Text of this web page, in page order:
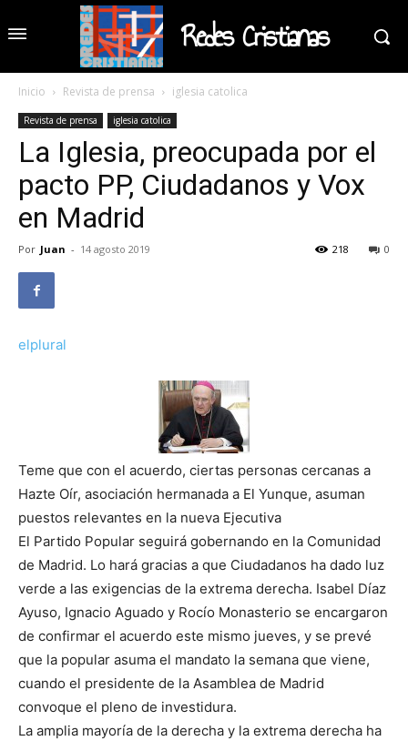
Redes Cristianas
Inicio Revista de prensa iglesia catolica
Revista de prensa iglesia catolica
La Iglesia, preocupada por el
pacto PP, Ciudadanos y Vox
en Madrid
Por Juan - 14 agosto 2019 0
218
elplural
Teme que con el acuerdo, ciertas personas cercanas a
Hazte Oír, asociación hermanada a El Yunque, asuman
puestos relevantes en la nueva Ejecutiva
El Partido Popular seguirá gobernando en la Comunidad
de Madrid. Lo hará gracias a que Ciudadanos ha dado luz
verde a las exigencias de la extrema derecha. Isabel Díaz
Ayuso, Ignacio Aguado y Rocío Monasterio se encargaron
de confirmar el acuerdo este mismo jueves, y se prevé
que la popular asuma el mandato la semana que viene,
cuando el presidente de la Asamblea de Madrid
convoque el pleno de investidura.
La amplia mayoría de la derecha y la extrema derecha ha